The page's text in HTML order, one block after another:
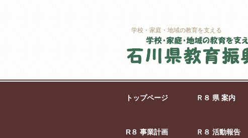
学校・家庭・地域の教育を支える
トップページ Ｒ８ 県 案内
R８ 事業計画 Ｒ８ 活動報告